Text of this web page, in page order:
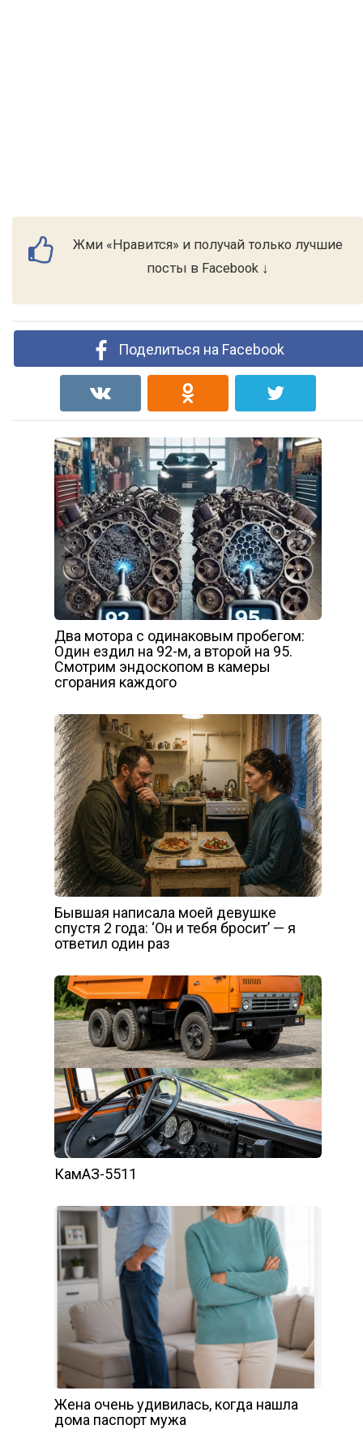
Жми «Нравится» и получай только лучшие
посты в Facebook ↓
Поделиться на Facebook
Два мотора с одинаковым пробегом:
Один ездил на 92-м, а второй на 95.
Смотрим эндоскопом в камеры
сгорания каждого
Бывшая написала моей девушке
спустя 2 года: ‘Он и тебя бросит’ — я
ответил один раз
КамАЗ-5511
Жена очень удивилась, когда нашла
дома паспорт мужа